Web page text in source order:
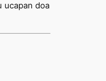
ucapan doa